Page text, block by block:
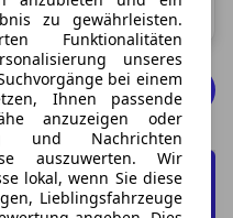
g/km; CO2-Klasse: D
zu gewährleisten.
Funktionalitäten
unseres
bei einem
Ihnen passende
anzuzeigen oder
und Nachrichten
auszuwerten. Wir
lokal, wenn Sie diese
Lieblingsfahrzeuge